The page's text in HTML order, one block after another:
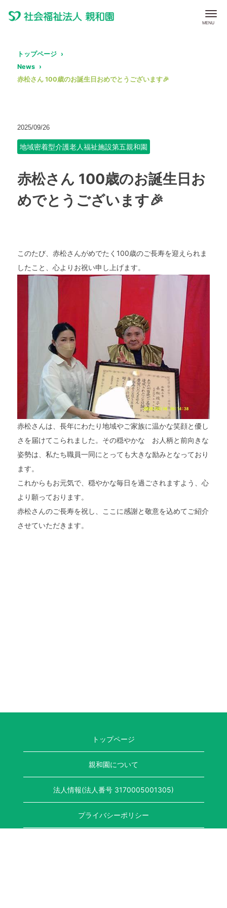
トップページ
親和園について
事業所案内
お知らせ
トップページ
News
赤松さん 100歳のお誕生日おめでとうございます🎉
2025/09/26
地域密着型介護老人福祉施設第五親和園
赤松さん 100歳のお誕生日お
めでとうございます🎉
このたび、赤松さんがめでたく100歳のご長寿を迎えられま
したこと、心よりお祝い申し上げます。
赤松さんは、長年にわたり地域やご家族に温かな笑顔と優し
さを届けてこられました。その穏やかな お人柄と前向きな
姿勢は、私たち職員一同にとっても大きな励みとなっており
ます。
これからもお元気で、穏やかな毎日を過ごされますよう、心
より願っております。
赤松さんのご長寿を祝し、ここに感謝と敬意を込めてご紹介
させていただきます。
トップページ
親和園について
法人情報(法人番号 3170005001305)
プライバシーポリシー